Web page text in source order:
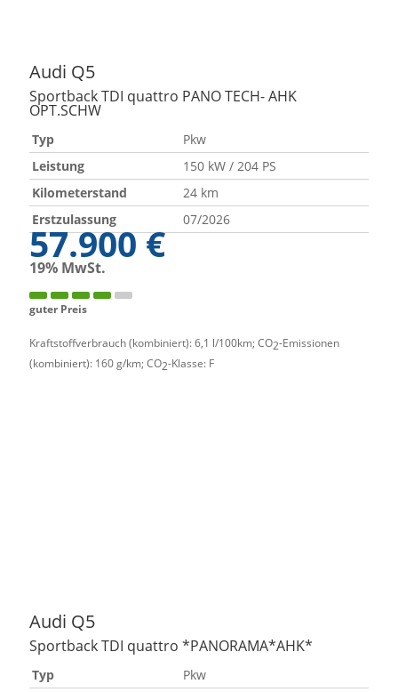
Audi Q5
Sportback TDI quattro PANO TECH- AHK
OPT.SCHW
Typ
Pkw
Leistung
150 kW / 204 PS
Kilometerstand
24 km
Erstzulassung
07/2026
57.900 €
19% MwSt.
guter Preis
Kraftstoffverbrauch (kombiniert):6,1 l/100km;CO2-Emissionen
(kombiniert): 160 g/km;CO2-Klasse: F
Audi Q5
Sportback TDI quattro *PANORAMA*AHK*
Typ
Pkw